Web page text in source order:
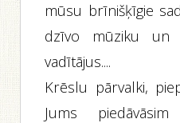
mūsu brīnišķīgie
dzīvo mūziku un
vadītājus....
Krēslu pārvalki,
Jums